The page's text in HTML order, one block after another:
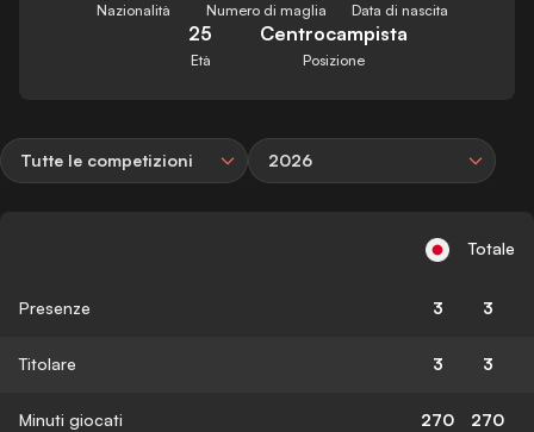
Nazionalità Numero di maglia Data di nascita
25
Età
Centrocampista
Posizione
Tutte le competizioni 2026
Totale
Presenze 3 3
Titolare 3 3
Minuti giocati 270 270